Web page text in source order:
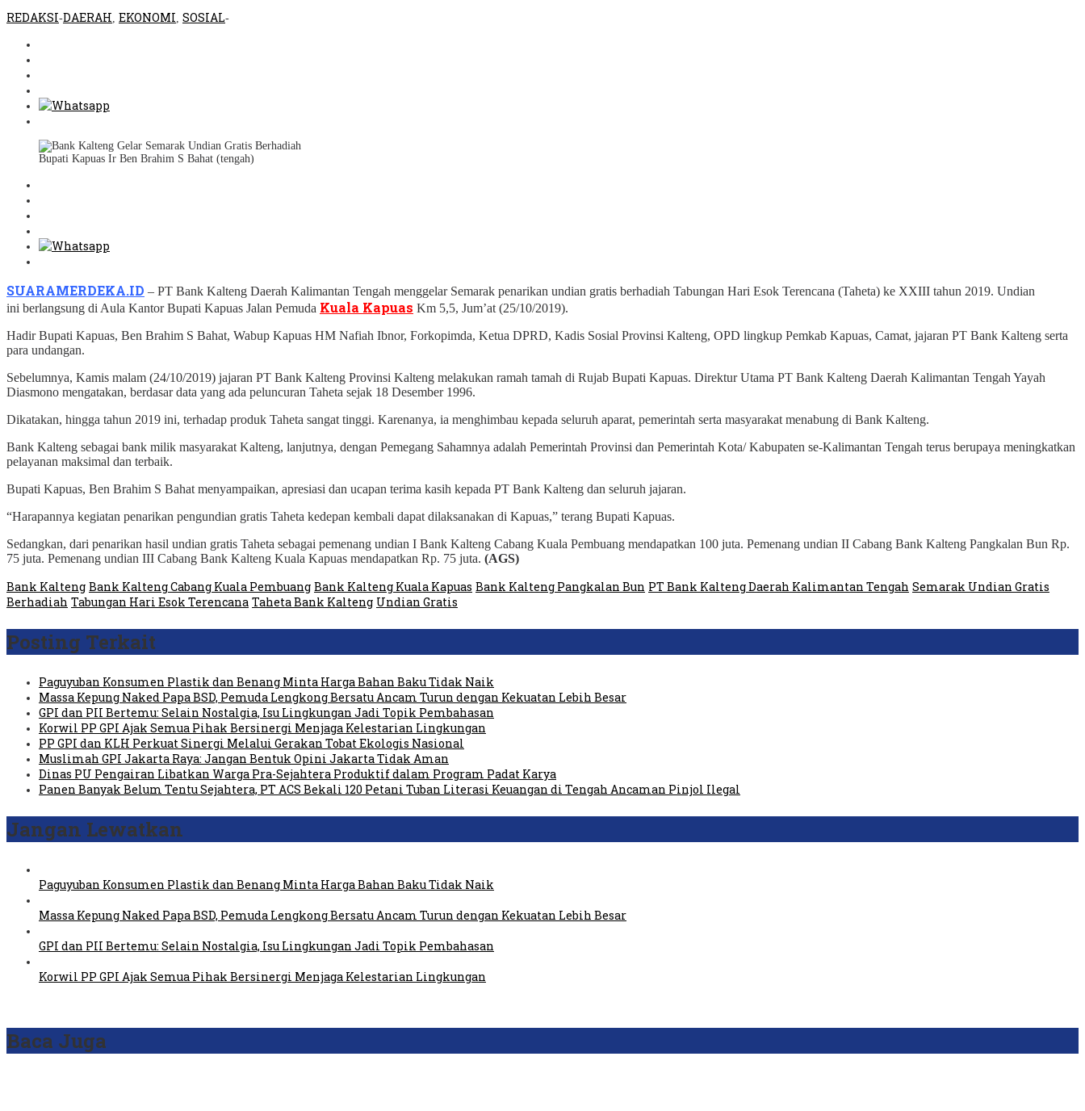
REDAKSI-DAERAH EKONOMI SOSIAL-
Bupati Kapuas Ir Ben Brahim S Bahat (tengah)
SUARAMERDEKA.ID – PT Bank Kalteng Daerah Kalimantan Tengah menggelar Semarak penarikan undian gratis berhadiah Tabungan Hari Esok Terencana (Taheta) ke XXIII tahun 2019. Undian
ini berlangsung di Aula Kantor Bupati Kapuas Jalan Pemuda Kuala Kapuas Km 5,5, Jum’at (25/10/2019).
Hadir Bupati Kapuas, Ben Brahim S Bahat, Wabup Kapuas HM Nafiah Ibnor, Forkopimda, Ketua DPRD, Kadis Sosial Provinsi Kalteng, OPD lingkup Pemkab Kapuas, Camat, jajaran PT Bank Kalteng serta
para undangan.
Sebelumnya, Kamis malam (24/10/2019) jajaran PT Bank Kalteng Provinsi Kalteng melakukan ramah tamah di Rujab Bupati Kapuas. Direktur Utama PT Bank Kalteng Daerah Kalimantan Tengah Yayah
Diasmono mengatakan, berdasar data yang ada peluncuran Taheta sejak 18 Desember 1996.
Dikatakan, hingga tahun 2019 ini, terhadap produk Taheta sangat tinggi. Karenanya, ia menghimbau kepada seluruh aparat, pemerintah serta masyarakat menabung di Bank Kalteng.
Bank Kalteng sebagai bank milik masyarakat Kalteng, lanjutnya, dengan Pemegang Sahamnya adalah Pemerintah Provinsi dan Pemerintah Kota/ Kabupaten se-Kalimantan Tengah terus berupaya meningkatkan
pelayanan maksimal dan terbaik.
Bupati Kapuas, Ben Brahim S Bahat menyampaikan, apresiasi dan ucapan terima kasih kepada PT Bank Kalteng dan seluruh jajaran.
“Harapannya kegiatan penarikan pengundian gratis Taheta kedepan kembali dapat dilaksanakan di Kapuas,” terang Bupati Kapuas.
Sedangkan, dari penarikan hasil undian gratis Taheta sebagai pemenang undian I Bank Kalteng Cabang Kuala Pembuang mendapatkan 100 juta. Pemenang undian II Cabang Bank Kalteng Pangkalan Bun Rp.
75 juta. Pemenang undian III Cabang Bank Kalteng Kuala Kapuas mendapatkan Rp. 75 juta. (AGS)
Bank Kalteng Bank Kalteng Cabang Kuala Pembuang Bank Kalteng Kuala Kapuas Bank Kalteng Pangkalan Bun PT Bank Kalteng Daerah Kalimantan Tengah Semarak Undian Gratis
Berhadiah Tabungan Hari Esok Terencana Taheta Bank Kalteng Undian Gratis
Posting Terkait
Paguyuban Konsumen Plastik dan Benang Minta Harga Bahan Baku Tidak Naik
Massa Kepung Naked Papa BSD, Pemuda Lengkong Bersatu Ancam Turun dengan Kekuatan Lebih Besar
GPI dan PII Bertemu: Selain Nostalgia, Isu Lingkungan Jadi Topik Pembahasan
Korwil PP GPI Ajak Semua Pihak Bersinergi Menjaga Kelestarian Lingkungan
PP GPI dan KLH Perkuat Sinergi Melalui Gerakan Tobat Ekologis Nasional
Muslimah GPI Jakarta Raya: Jangan Bentuk Opini Jakarta Tidak Aman
Dinas PU Pengairan Libatkan Warga Pra-Sejahtera Produktif dalam Program Padat Karya
Panen Banyak Belum Tentu Sejahtera, PT ACS Bekali 120 Petani Tuban Literasi Keuangan di Tengah Ancaman Pinjol Ilegal
Jangan Lewatkan
Paguyuban Konsumen Plastik dan Benang Minta Harga Bahan Baku Tidak Naik
Massa Kepung Naked Papa BSD, Pemuda Lengkong Bersatu Ancam Turun dengan Kekuatan Lebih Besar
GPI dan PII Bertemu: Selain Nostalgia, Isu Lingkungan Jadi Topik Pembahasan
Korwil PP GPI Ajak Semua Pihak Bersinergi Menjaga Kelestarian Lingkungan
Baca Juga